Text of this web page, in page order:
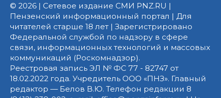
© 2026 | Сетевое издание СМИ PNZ.RU |
Пензенский информационный портал | Для
читателей старше 18 лет | Зарегистрировано
Федеральной службой по надзору в сфере
связи, информационных технологий и массовых
коммуникаций (Роскомнадзор).
Реестровая запись ЭЛ № ФС 77 - 82747 от
18.02.2022 года. Учредитель ООО «ПНЗ». Главный
редактор — Белов В.Ю. Телефон редакции 8